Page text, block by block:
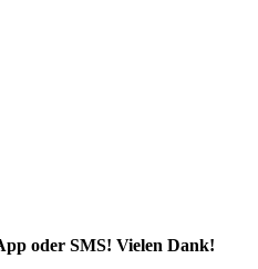
oder SMS! Vielen Dank!